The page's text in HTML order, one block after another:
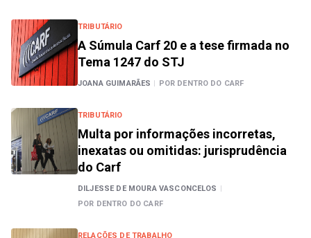
TRIBUTÁRIO
A Súmula Carf 20 e a tese firmada no
Tema 1247 do STJ
JOANA GUIMARÃES | POR DENTRO DO CARF
TRIBUTÁRIO
Multa por informações incorretas,
inexatas ou omitidas: jurisprudência
do Carf
DILJESSE DE MOURA VASCONCELOS |
POR DENTRO DO CARF
RELAÇÕES DE TRABALHO